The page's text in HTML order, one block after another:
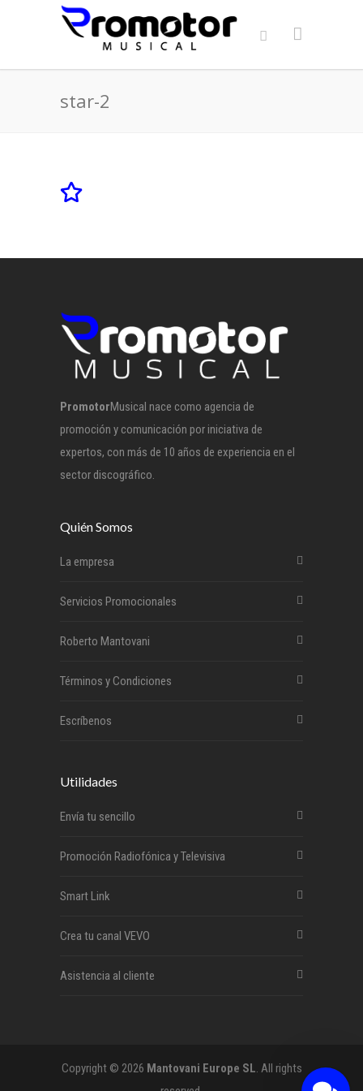
star-2
PromotorMusical nace como agencia de
promoción y comunicación por iniciativa de
expertos, con más de 10 años de experiencia en el
sector discográfico.
Quién Somos
La empresa
Servicios Promocionales
Roberto Mantovani
Términos y Condiciones
Escríbenos
Utilidades
Envía tu sencillo
Promoción Radiofónica y Televisiva
Smart Link
Crea tu canal VEVO
Asistencia al cliente
Copyright © 2026 Mantovani Europe SL . All rights